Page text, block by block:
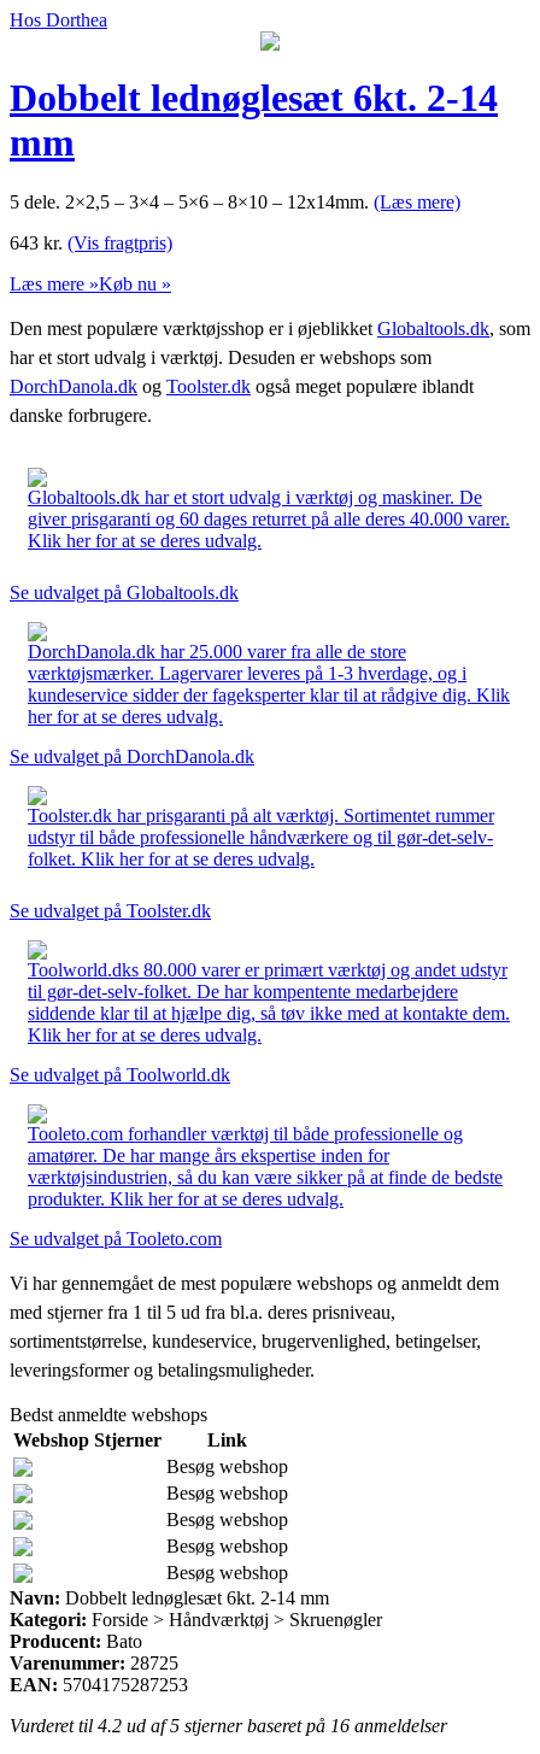
Hos Dorthea
Dobbelt lednøglesæt 6kt. 2-14
mm
5 dele. 2×2,5 – 3×4 – 5×6 – 8×10 – 12x14mm. (Læs mere)
643 kr. (Vis fragtpris)
Læs mere »Køb nu »
Den mest populære værktøjsshop er i øjeblikket Globaltools.dk, som
har et stort udvalg i værktøj. Desuden er webshops som
DorchDanola.dk og Toolster.dk også meget populære iblandt
danske forbrugere.
Globaltools.dk har et stort udvalg i værktøj og maskiner. De
giver prisgaranti og 60 dages returret på alle deres 40.000 varer.
Klik her for at se deres udvalg.
Se udvalget på Globaltools.dk
DorchDanola.dk har 25.000 varer fra alle de store
værktøjsmærker. Lagervarer leveres på 1-3 hverdage, og i
kundeservice sidder der fageksperter klar til at rådgive dig. Klik
her for at se deres udvalg.
Se udvalget på DorchDanola.dk
Toolster.dk har prisgaranti på alt værktøj. Sortimentet rummer
udstyr til både professionelle håndværkere og til gør-det-selv-
folket. Klik her for at se deres udvalg.
Se udvalget på Toolster.dk
Toolworld.dks 80.000 varer er primært værktøj og andet udstyr
til gør-det-selv-folket. De har kompentente medarbejdere
siddende klar til at hjælpe dig, så tøv ikke med at kontakte dem.
Klik her for at se deres udvalg.
Se udvalget på Toolworld.dk
Tooleto.com forhandler værktøj til både professionelle og
amatører. De har mange års ekspertise inden for
værktøjsindustrien, så du kan være sikker på at finde de bedste
produkter. Klik her for at se deres udvalg.
Se udvalget på Tooleto.com
Vi har gennemgået de mest populære webshops og anmeldt dem
med stjerner fra 1 til 5 ud fra bl.a. deres prisniveau,
sortimentstørrelse, kundeservice, brugervenlighed, betingelser,
leveringsformer og betalingsmuligheder.
Bedst anmeldte webshops
Webshop Stjerner
Link
Besøg webshop
Besøg webshop
Besøg webshop
Besøg webshop
Besøg webshop
Navn: Dobbelt lednøglesæt 6kt. 2-14 mm
Kategori: Forside > Håndværktøj > Skruenøgler
Producent: Bato
Varenummer: 28725
EAN: 5704175287253
Vurderet til 4.2 ud af 5 stjerner baseret på 16 anmeldelser